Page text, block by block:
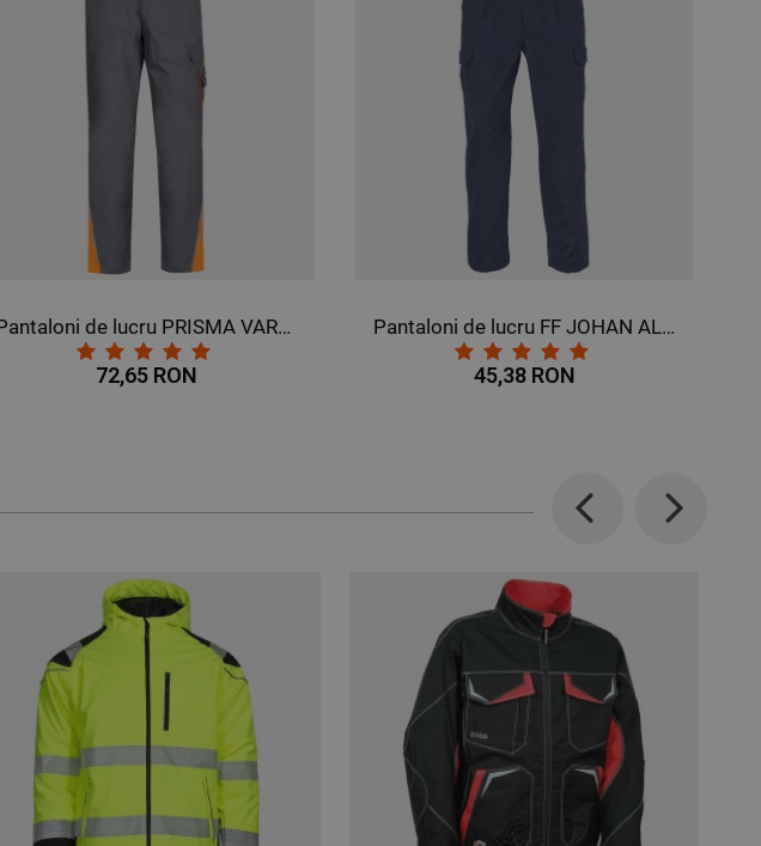
Pantaloni de lucru FF JOHAN ALBASTRU MARIN
45,38 RON
Șapcă cu cozoroc VELILLA BLUEMARIN
15,38 RON
Previous Next